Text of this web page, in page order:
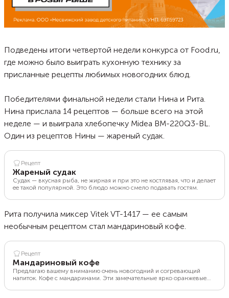
Подведены итоги четвертой недели конкурса от Food.ru,
где можно было выиграть кухонную технику за
присланные рецепты любимых новогодних блюд.
Победителями финальной недели стали Нина и Рита.
Нина прислала 14 рецептов — больше всего на этой
неделе — и выиграла хлебопечку Midea BM-220Q3-BL.
Один из рецептов Нины — жареный судак.
Рецепт
Жареный судак
Судак — вкусная рыба, не жирная и при это не костлявая, что и делает
ее такой популярной. Это блюдо можно смело подавать гостям.
Рита получила миксер Vitek VT-1417 — ее самым
необычным рецептом стал мандариновый кофе.
Рецепт
Мандариновый кофе
Предлагаю вашему вниманию очень новогодний и согревающий
напиток. Кофе с мандаринами. Эти замечательные ярко оранжевые
ума, они создают особое праздничное настроение и ожидание